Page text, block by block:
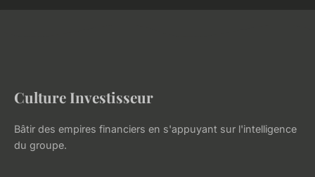
Culture Investisseur
Bâtir des empires financiers en s'appuyant sur l'intelligence
du groupe.